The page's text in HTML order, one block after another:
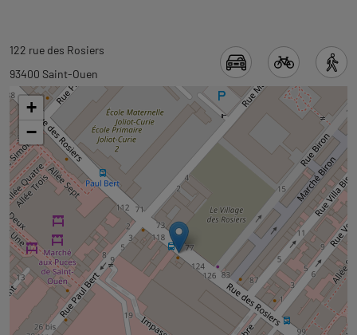
l'onglet
informations
Revenir
à
l'onglet
carte
122 rue des Rosiers
93400 Saint-Ouen
+
−